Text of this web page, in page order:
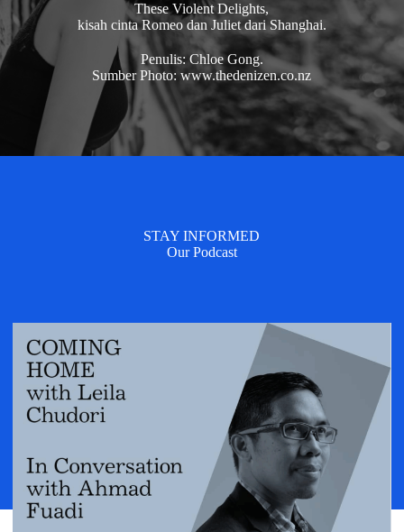
These Violent Delights,
kisah cinta Romeo dan Juliet dari Shanghai.
Penulis: Chloe Gong.
Sumber Photo: www.thedenizen.co.nz
STAY INFORMED
Our Podcast